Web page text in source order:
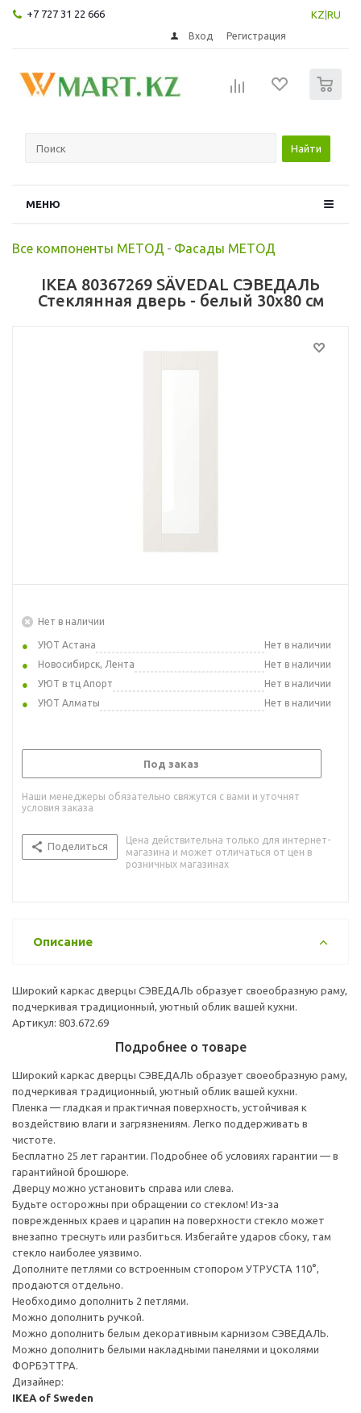
+7 727 31 22 666 KZ RU
Вход Регистрация
Найти
МЕНЮ
Все компоненты МЕТОД - Фасады МЕТОД
IKEA 80367269 SÄVEDAL СЭВЕДАЛЬ
Стеклянная дверь - белый 30x80 см
Нет в наличии
УЮТ Астана
Нет в наличии
Новосибирск, Лента
Нет в наличии
УЮТ в тц Апорт
Нет в наличии
УЮТ Алматы
Нет в наличии
Под заказ
Наши менеджеры обязательно свяжутся с вами и уточнят
условия заказа
Поделиться
Цена действительна только для интернет-
магазина и может отличаться от цен в
розничных магазинах
Описание
Широкий каркас дверцы СЭВЕДАЛЬ образует своеобразную раму,
подчеркивая традиционный, уютный облик вашей кухни.
Артикул: 803.672.69
Подробнее о товаре
Широкий каркас дверцы СЭВЕДАЛЬ образует своеобразную раму,
подчеркивая традиционный, уютный облик вашей кухни.
Пленка — гладкая и практичная поверхность, устойчивая к
воздействию влаги и загрязнениям. Легко поддерживать в
чистоте.
Бесплатно 25 лет гарантии. Подробнее об условиях гарантии — в
гарантийной брошюре.
Дверцу можно установить справа или слева.
Будьте осторожны при обращении со стеклом! Из-за
поврежденных краев и царапин на поверхности стекло может
внезапно треснуть или разбиться. Избегайте ударов сбоку, там
стекло наиболее уязвимо.
Дополните петлями со встроенным стопором УТРУСТА 110°,
продаются отдельно.
Необходимо дополнить 2 петлями.
Можно дополнить ручкой.
Можно дополнить белым декоративным карнизом СЭВЕДАЛЬ.
Можно дополнить белыми накладными панелями и цоколями
ФОРБЭТТРА.
Дизайнер:
IKEA of Sweden